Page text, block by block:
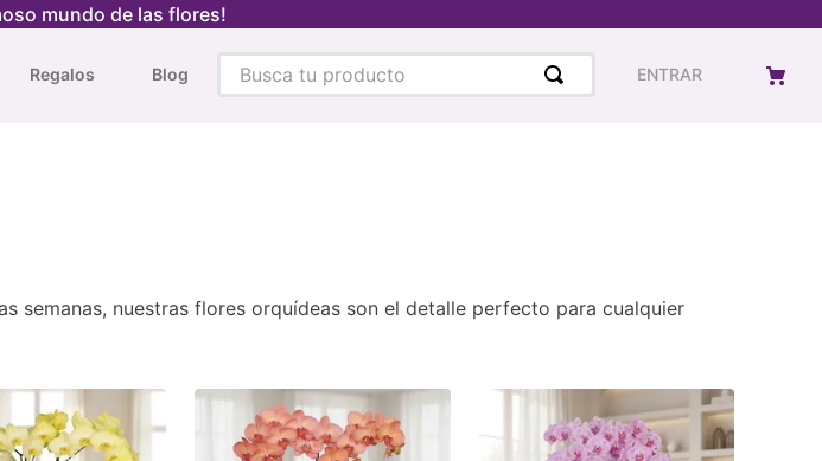
mundo de las flores!
Regalos Blog Busca tu producto
ENTRAR
semanas, nuestras flores orquídeas son el detalle perfecto para cualquier